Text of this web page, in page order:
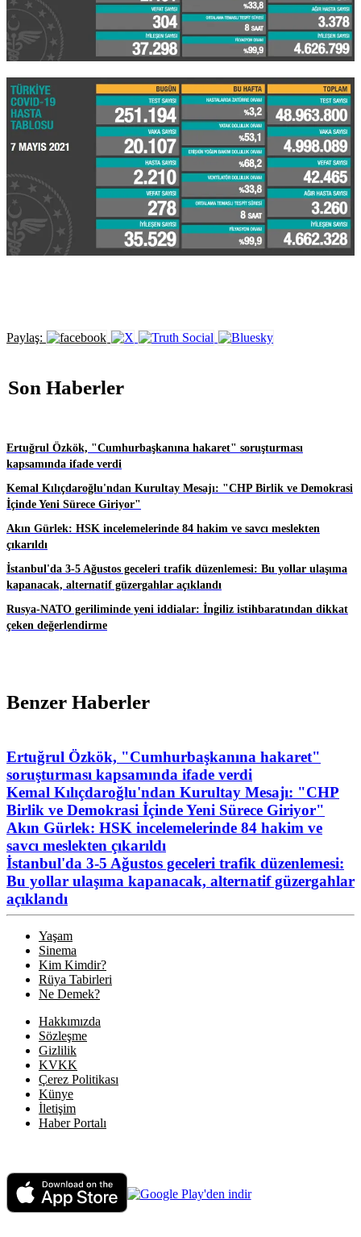
Paylaş:
Son Haberler
Ertuğrul Özkök, "Cumhurbaşkanına hakaret" soruşturması
kapsamında ifade verdi
Kemal Kılıçdaroğlu'ndan Kurultay Mesajı: "CHP Birlik ve Demokrasi
İçinde Yeni Sürece Giriyor"
Akın Gürlek: HSK incelemelerinde 84 hakim ve savcı meslekten
çıkarıldı
İstanbul'da 3-5 Ağustos geceleri trafik düzenlemesi: Bu yollar ulaşıma
kapanacak, alternatif güzergahlar açıklandı
Rusya-NATO geriliminde yeni iddialar: İngiliz istihbaratından dikkat
çeken değerlendirme
Benzer Haberler
Ertuğrul Özkök, "Cumhurbaşkanına hakaret"
soruşturması kapsamında ifade verdi
Kemal Kılıçdaroğlu'ndan Kurultay Mesajı: "CHP
Birlik ve Demokrasi İçinde Yeni Sürece Giriyor"
Akın Gürlek: HSK incelemelerinde 84 hakim ve
savcı meslekten çıkarıldı
İstanbul'da 3-5 Ağustos geceleri trafik düzenlemesi:
Bu yollar ulaşıma kapanacak, alternatif güzergahlar
açıklandı
Yaşam
Sinema
Kim Kimdir?
Rüya Tabirleri
Ne Demek?
Hakkımızda
Sözleşme
Gizlilik
KVKK
Çerez Politikası
Künye
İletişim
Haber Portalı